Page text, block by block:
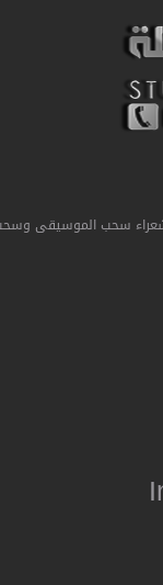
سحب الموسيقى وسحب